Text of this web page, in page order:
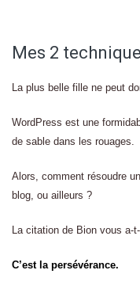
Mes 2
La plus belle fille ne peut
WordPress est une
de sable dans les rouages.
Alors, comment résoudre
blog, ou ailleurs ?
La citation de Bion vous a-
C’est la persévérance.